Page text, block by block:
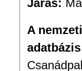
Járás:
A